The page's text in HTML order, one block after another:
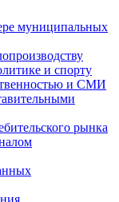
муниципальных
и спорту
и СМИ
рынка